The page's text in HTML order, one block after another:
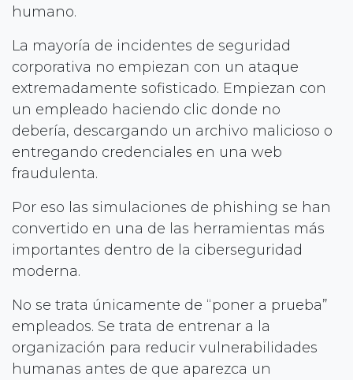
humano.
La mayoría de incidentes de seguridad
corporativa no empiezan con un ataque
extremadamente sofisticado. Empiezan con
un empleado haciendo clic donde no
debería, descargando un archivo malicioso o
entregando credenciales en una web
fraudulenta.
Por eso las simulaciones de phishing se han
convertido en una de las herramientas más
importantes dentro de la ciberseguridad
moderna.
No se trata únicamente de “poner a prueba”
empleados. Se trata de entrenar a la
organización para reducir vulnerabilidades
humanas antes de que aparezca un